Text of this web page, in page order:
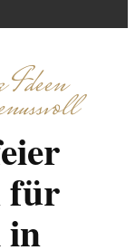
Ideen
für
in